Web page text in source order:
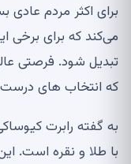
برای اکثر مردم عادی
می‌کند که برای برخی
تبدیل شود. فرصتی
که انتخاب های درست
به گفته رابرت
با طلا و نقره است.